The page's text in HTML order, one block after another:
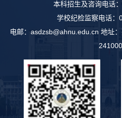
本科招生及咨询电话
学校纪检监察电话：
电邮：asdzsb@ahnu.edu.cn 地址
241000